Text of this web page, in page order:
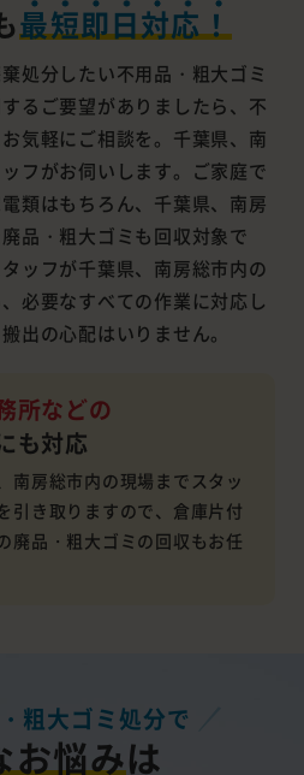
最短即日対応！
処分したい不用品・粗大ゴミ
るご要望がありましたら、不
気軽にご相談を。千葉県、南
フがお伺いします。ご家庭で
類はもちろん、千葉県、南房
品・粗大ゴミも回収対象で
ッフが千葉県、南房総市内の
必要なすべての作業に対応し
出の心配はいりません。
所などの
も対応
南房総市内の現場までスタッ
引き取りますので、倉庫片付
廃品・粗大ゴミの回収もお任
粗大ゴミ処分で
お悩みは